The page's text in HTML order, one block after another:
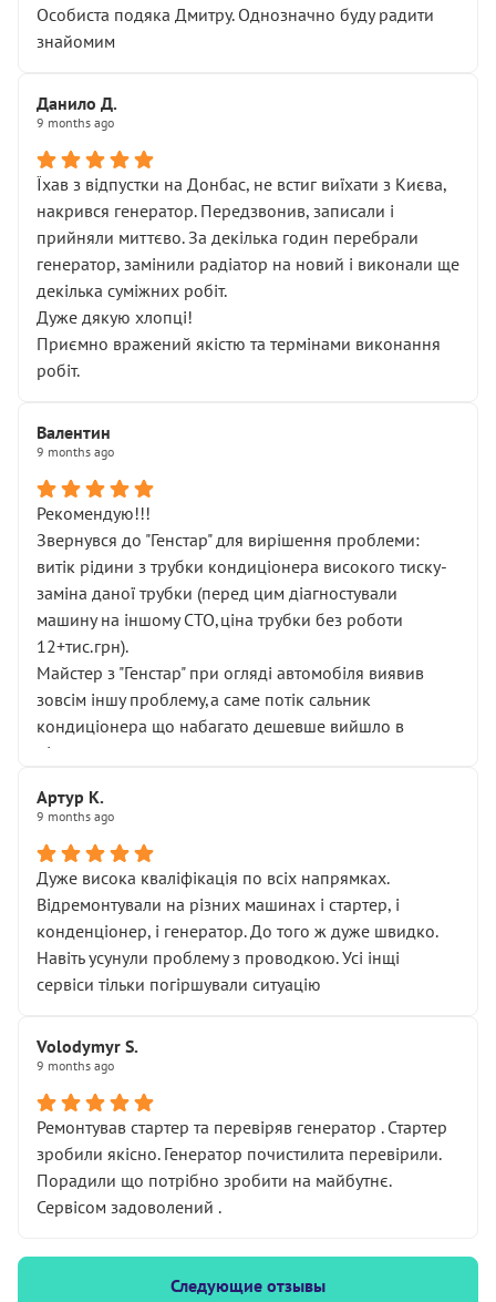
Особиста подяка Дмитру. Однозначно буду радити
знайомим
Данило Д.
9 months ago
Їхав з відпустки на Донбас, не встиг виїхати з Києва,
накрився генератор. Передзвонив, записали і
прийняли миттєво. За декілька годин перебрали
генератор, замінили радіатор на новий і виконали ще
декілька суміжних робіт.
Дуже дякую хлопці!
Приємно вражений якістю та термінами виконання
робіт.
Валентин
9 months ago
Рекомендую!!!
Звернувся до "Генстар" для вирішення проблеми:
витік рідини з трубки кондиціонера високого тиску-
заміна даної трубки (перед цим діагностували
машину на іншому СТО,ціна трубки без роботи
12+тис.грн).
Майстер з "Генстар" при огляді автомобіля виявив
зовсім іншу проблему,а саме потік сальник
кондиціонера що набагато дешевше вийшло в
підсумку.
Артур К.
9 months ago
Дуже висока кваліфікація по всіх напрямках.
Відремонтували на різних машинах і стартер, і
конденціонер, і генератор. До того ж дуже швидко.
Навіть усунули проблему з проводкою. Усі інщі
сервіси тільки погіршували ситуацію
Volodymyr S.
9 months ago
Ремонтував стартер та перевіряв генератор . Стартер
зробили якісно. Генератор почистилита перевірили.
Порадили що потрібно зробити на майбутнє.
Сервісом задоволений .
Следующие отзывы